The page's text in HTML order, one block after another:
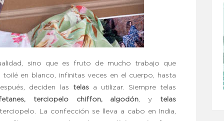
sino que es fruto de mucho trabajo que
toilé en blanco, infinitas veces en el cuerpo, hasta
deciden las telas
a utilizar. Siempre telas
terciopelo chiffon, algodón , y telas
La confección se lleva a cabo en India,